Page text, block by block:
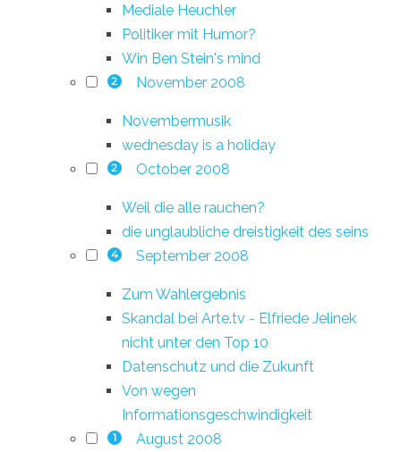
Mediale Heuchler
Politiker mit Humor?
Win Ben Stein's mind
2 November 2008
Novembermusik
wednesday is a holiday
2 October 2008
Weil die alle rauchen?
die unglaubliche dreistigkeit des seins
4 September 2008
Zum Wahlergebnis
Skandal bei Arte.tv - Elfriede Jelinek
nicht unter den Top 10
Datenschutz und die Zukunft
Von wegen
Informationsgeschwindigkeit
1 August 2008